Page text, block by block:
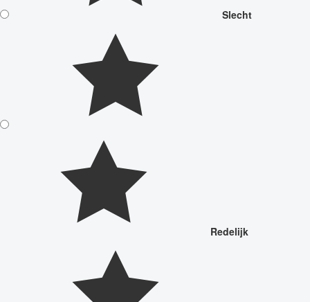
Slecht
Redelijk